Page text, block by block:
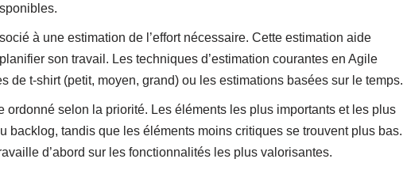
à une estimation de l’effort nécessaire. Cette estimation aide
son travail. Les techniques d’estimation courantes en Agile
de t-shirt (petit, moyen, grand) ou les estimations basées sur le temps.
ordonné selon la priorité. Les éléments les plus importants et les plus
backlog, tandis que les éléments moins critiques se trouvent plus bas.
d’abord sur les fonctionnalités les plus valorisantes.